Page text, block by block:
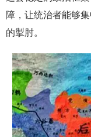
障，让统治者能够
的掣肘。